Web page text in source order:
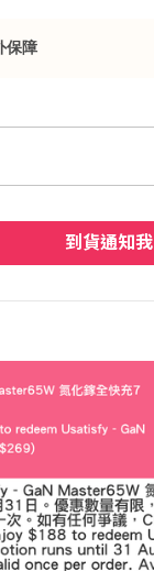
保障
到貨通知我